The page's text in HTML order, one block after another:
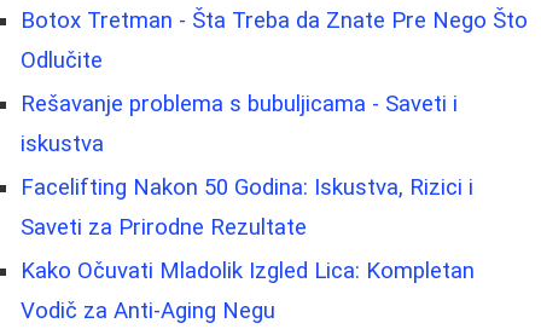
Botox Tretman - Šta Treba da Znate Pre Nego Što
Odlučite
Rešavanje problema s bubuljicama - Saveti i
iskustva
Facelifting Nakon 50 Godina: Iskustva, Rizici i
Saveti za Prirodne Rezultate
Kako Očuvati Mladolik Izgled Lica: Kompletan
Vodič za Anti-Aging Negu